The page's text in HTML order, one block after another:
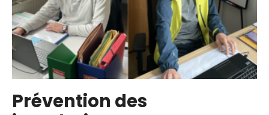
Prévention des